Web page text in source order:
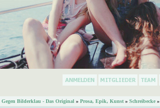
Gegen Bilderklau - Das Original » Prosa, Epik, Kunst » Schreibecke